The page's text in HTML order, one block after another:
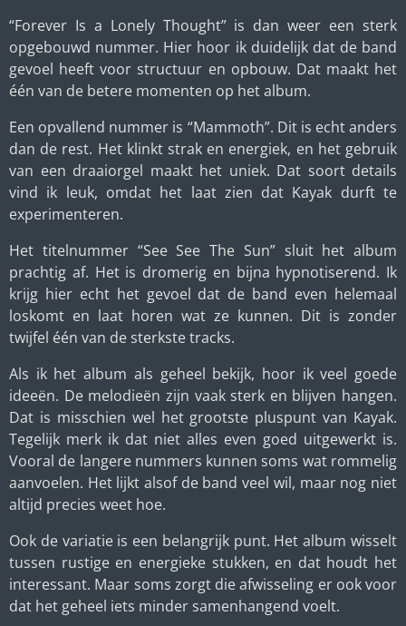
“Forever Is a Lonely Thought” is dan weer een sterk
opgebouwd nummer. Hier hoor ik duidelijk dat de band
gevoel heeft voor structuur en opbouw. Dat maakt het
één van de betere momenten op het album.
Een opvallend nummer is “Mammoth”. Dit is echt anders
dan de rest. Het klinkt strak en energiek, en het gebruik
van een draaiorgel maakt het uniek. Dat soort details
vind ik leuk, omdat het laat zien dat Kayak durft te
experimenteren.
Het titelnummer “See See The Sun” sluit het album
prachtig af. Het is dromerig en bijna hypnotiserend. Ik
krijg hier echt het gevoel dat de band even helemaal
loskomt en laat horen wat ze kunnen. Dit is zonder
twijfel één van de sterkste tracks.
Als ik het album als geheel bekijk, hoor ik veel goede
ideeën. De melodieën zijn vaak sterk en blijven hangen.
Dat is misschien wel het grootste pluspunt van Kayak.
Tegelijk merk ik dat niet alles even goed uitgewerkt is.
Vooral de langere nummers kunnen soms wat rommelig
aanvoelen. Het lijkt alsof de band veel wil, maar nog niet
altijd precies weet hoe.
Ook de variatie is een belangrijk punt. Het album wisselt
tussen rustige en energieke stukken, en dat houdt het
interessant. Maar soms zorgt die afwisseling er ook voor
dat het geheel iets minder samenhangend voelt.